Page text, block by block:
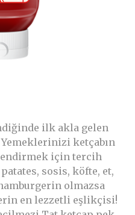
ilk akla gelen
ketçabın
için tercih
sosis, köfte, et,
olmazsa
en lezzetli eşlikçisi!